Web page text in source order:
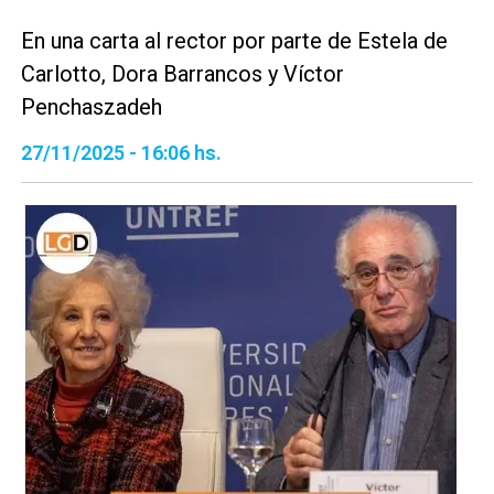
En una carta al rector por parte de Estela de
Carlotto, Dora Barrancos y Víctor
Penchaszadeh
27/11/2025 - 16:06 hs.